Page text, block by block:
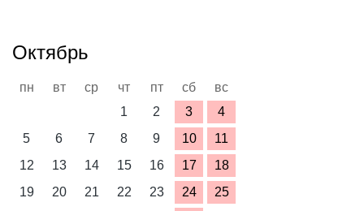
Октябрь
пн вт ср чт пт сб
вс
1
2 3
4
5
6 7 8 9 10
11
12
13 14 15 16 17
18
19
20 21 22 23 24
25